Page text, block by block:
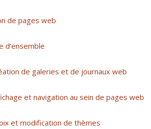
de pages web
d’ensemble
de galeries et de journaux web
et navigation au sein de pages web
et modification de thèmes